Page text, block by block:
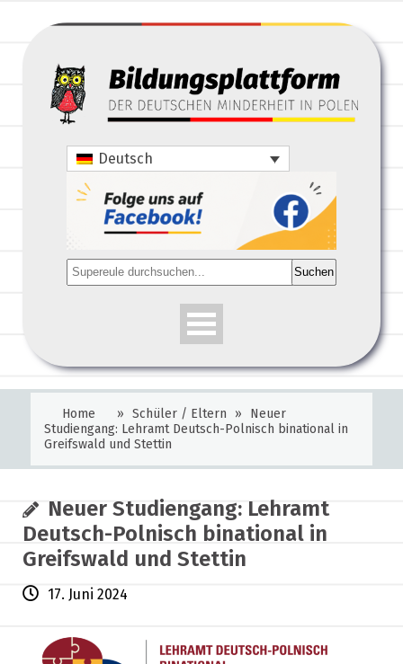
Deutsch
Suchen
Home » Schüler / Eltern »
Neuer
Studiengang: Lehramt Deutsch-Polnisch binational in
Greifswald und Stettin
Neuer Studiengang: Lehramt
Deutsch-Polnisch binational in
Greifswald und Stettin
17. Juni 2024